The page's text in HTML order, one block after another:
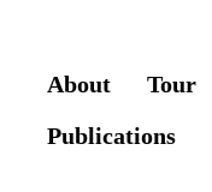
About Tour
Publications